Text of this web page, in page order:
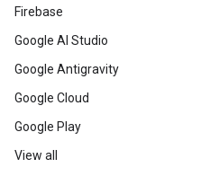
Firebase
Google AI Studio
Google Antigravity
Google Cloud
Google Play
View all